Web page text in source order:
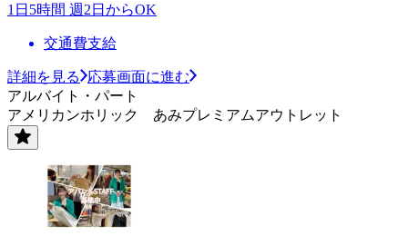
1日5時間 週2日からOK
交通費支給
詳細を見る
応募画面に進む
アルバイト・パート
アメリカンホリック あみプレミアムアウトレット